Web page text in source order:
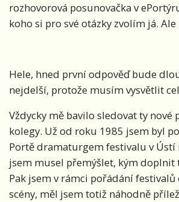
rozhovorová posunovačka v
koho si pro své otázky zvolím já. Ale
Hele, hned první odpověď bude
nejdelší, protože musím vysvětlit
Vždycky mě bavilo sledovat ty nové
kolegy. Už od roku 1985 jsem byl
Portě dramaturgem festivalu v Ústí
jsem musel přemýšlet, kým doplnit
Pak jsem v rámci pořádání
scény, měl jsem totiž náhodně